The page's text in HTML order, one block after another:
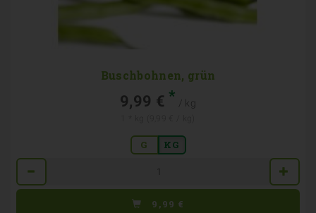
Buschbohnen, grün
9,99 € * / kg
G KG
9,99€